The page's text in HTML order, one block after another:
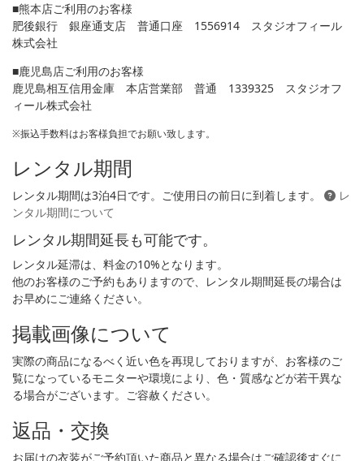
■熊本店ご利用のお客様
肥後銀行 銀座通支店 普通口座 1556914 スタジオフィール
株式会社
■鹿児島店ご利用のお客様
鹿児島相互信用金庫 本店営業部 普通 1339325 スタジオフ
ィール株式会社
※振込手数料はお客様負担でお願い致します。
レンタル期間
レンタル期間は3泊4日です。ご使用日の前日に到着します。
レ
ンタル期間について
レンタル期間延長も可能です。
レンタル延滞は、料金の10%となります。
他のお客様のご予約もありますので、レンタル期間延長の場合は
お早めにご連絡ください。
掲載画像について
実際の商品になるべく近い色を再現しておりますが、お客様のご
覧になっているモニターや環境により、色・質感などが若干異な
る場合がございます。ご容赦ください。
返品・交換
お届けの衣装がご予約頂いた商品と異なる場合はご確認後すぐに